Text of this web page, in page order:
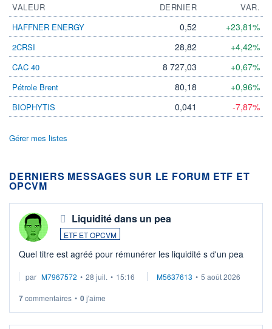
VALEUR DERNIER
VAR.
HAFFNER ENERGY
0,52 +23,81%
2CRSI 28,82 +4,42%
CAC 40 8 727,03 +0,67%
Pétrole Brent 80,18 +0,96%
BIOPHYTIS 0,041 -7,87%
Gérer mes listes
DERNIERS MESSAGES SUR LE FORUM ETF ET
OPCVM
Liquidité dans un pea
ETF ET OPCVM
Quel titre est agréé pour rémunérer les liquidité s d'un pea
par M7967572 • 28 juil. • 15:16 M5637613 • 5 août 2026
7commentaires • 0j'aime